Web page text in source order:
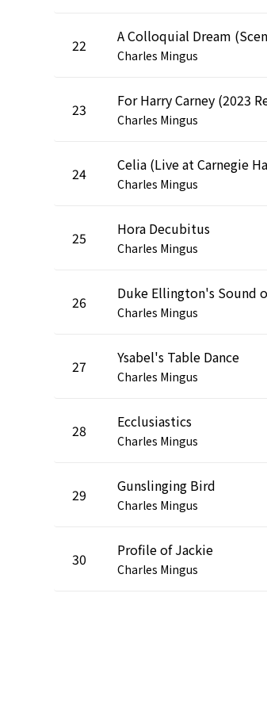
22 A Colloquial Dream
Charles Mingus
23 For Harry Carney (2023
Charles Mingus
24
Charles Mingus
25 Hora Decubitus
Charles Mingus
26
Charles Mingus
27 Ysabel's Table Dance
Charles Mingus
28 Ecclusiastics
Charles Mingus
29 Gunslinging Bird
Charles Mingus
30 Profile of Jackie
Charles Mingus